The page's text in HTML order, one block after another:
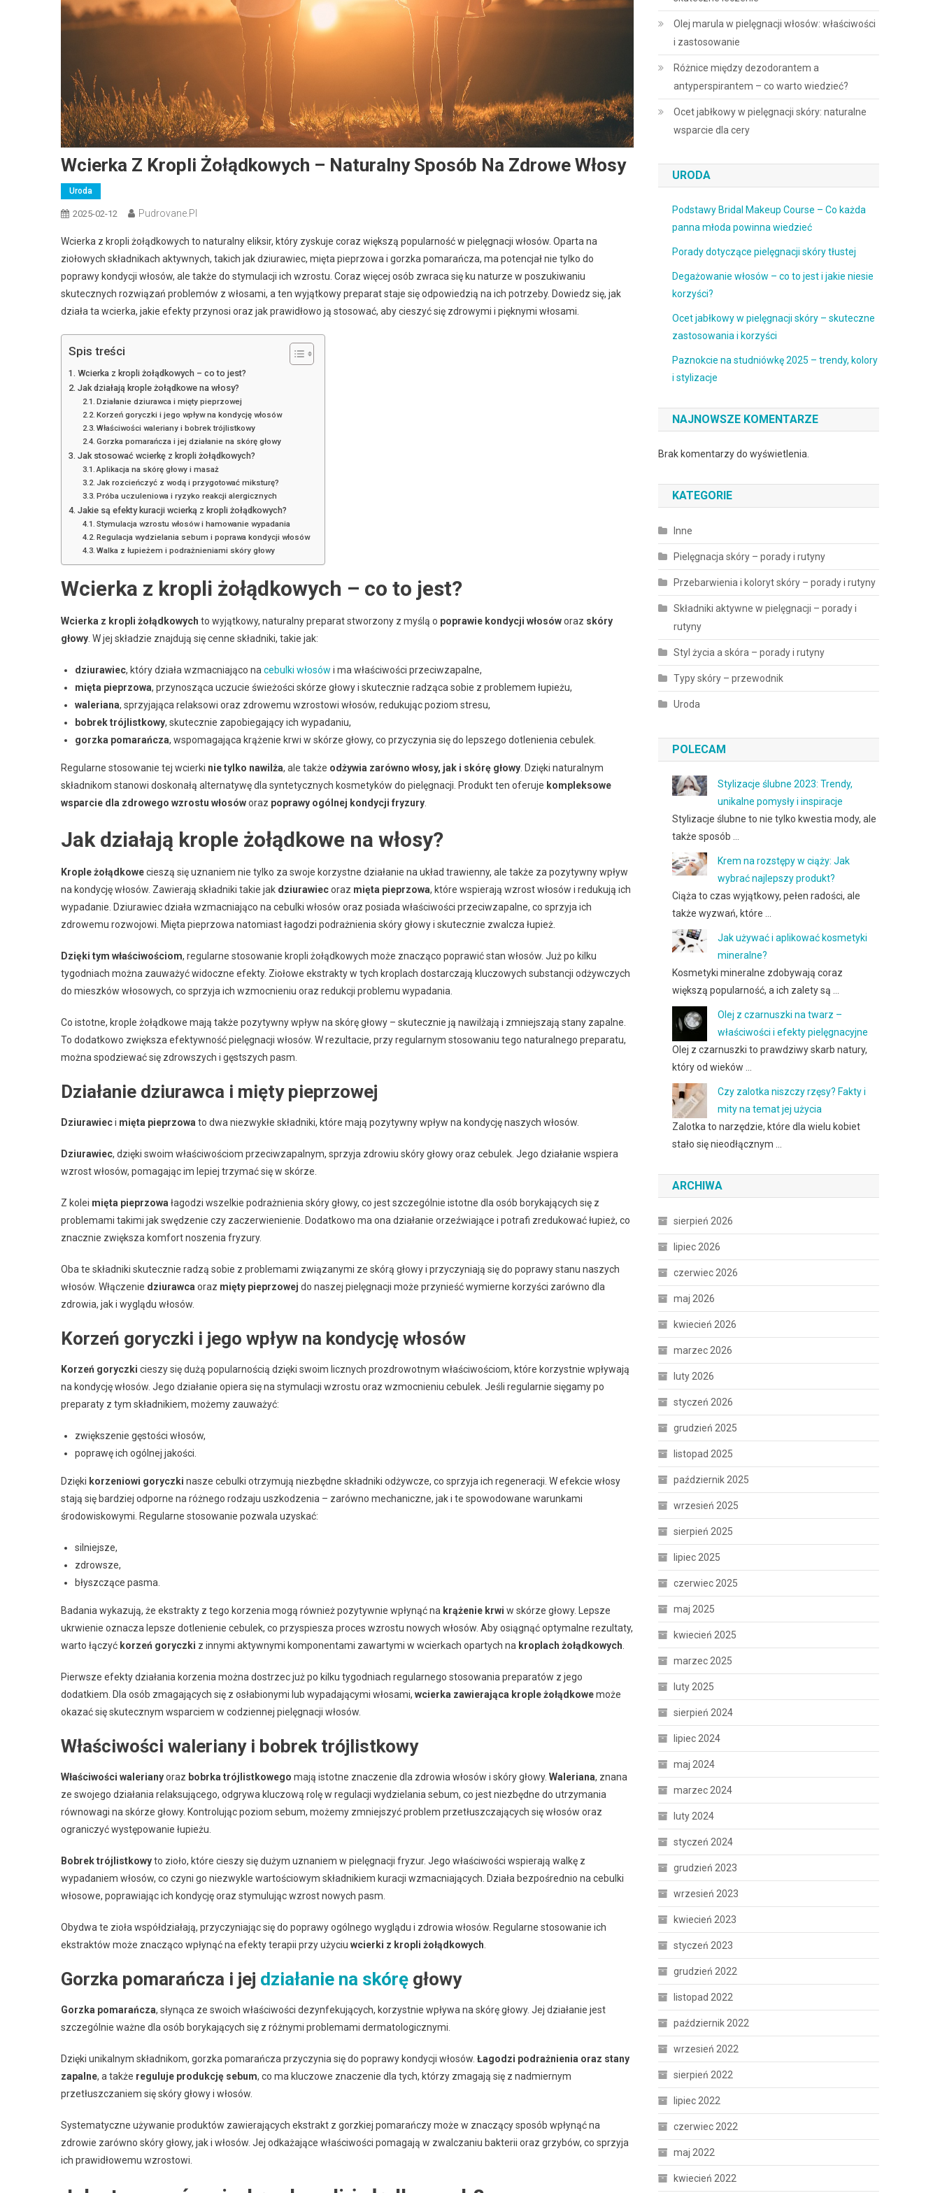
Wcierka Z Kropli Żołądkowych – Naturalny Sposób Na Zdrowe Włosy
Uroda
2025-02-12 Pudrovane.pl
Wcierka z kropli żołądkowych to naturalny eliksir, który zyskuje coraz większą popularność w pielęgnacji włosów. Oparta na
ziołowych składnikach aktywnych, takich jak dziurawiec, mięta pieprzowa i gorzka pomarańcza, ma potencjał nie tylko do
poprawy kondycji włosów, ale także do stymulacji ich wzrostu. Coraz więcej osób zwraca się ku naturze w poszukiwaniu
skutecznych rozwiązań problemów z włosami, a ten wyjątkowy preparat staje się odpowiedzią na ich potrzeby. Dowiedz się, jak
działa ta wcierka, jakie efekty przynosi oraz jak prawidłowo ją stosować, aby cieszyć się zdrowymi i pięknymi włosami.
Spis treści
Wcierka z kropli żołądkowych – co to jest?
Jak działają krople żołądkowe na włosy?
Działanie dziurawca i mięty pieprzowej
Korzeń goryczki i jego wpływ na kondycję włosów
Właściwości waleriany i bobrek trójlistkowy
Gorzka pomarańcza i jej działanie na skórę głowy
Jak stosować wcierkę z kropli żołądkowych?
Aplikacja na skórę głowy i masaż
Jak rozcieńczyć z wodą i przygotować miksturę?
Próba uczuleniowa i ryzyko reakcji alergicznych
Jakie są efekty kuracji wcierką z kropli żołądkowych?
Stymulacja wzrostu włosów i hamowanie wypadania
Regulacja wydzielania sebum i poprawa kondycji włosów
Walka z łupieżem i podrażnieniami skóry głowy
Wcierka z kropli żołądkowych – co to jest?
Wcierka z kropli żołądkowych to wyjątkowy, naturalny preparat stworzony z myślą o poprawie kondycji włosóworaz skóry
głowy . W jej składzie znajdują się cenne składniki, takie jak:
dziurawiec, który działa wzmacniająco na cebulki włosów i ma właściwości przeciwzapalne,
mięta pieprzowa, przynosząca uczucie świeżości skórze głowy i skutecznie radząca sobie z problemem łupieżu,
waleriana, sprzyjająca relaksowi oraz zdrowemu wzrostowi włosów, redukując poziom stresu,
bobrek trójlistkowy, skutecznie zapobiegający ich wypadaniu,
gorzka pomarańcza, wspomagająca krążenie krwi w skórze głowy, co przyczynia się do lepszego dotlenienia cebulek.
Regularne stosowanie tej wcierki nie tylko nawilża, ale także odżywia zarówno włosy, jak i skórę głowy . Dzięki naturalnym
składnikom stanowi doskonałą alternatywę dla syntetycznych kosmetyków do pielęgnacji. Produkt ten oferuje kompleksowe
wsparcie dla zdrowego wzrostu włosóworaz poprawy ogólnej kondycji fryzury
Jak działają krople żołądkowe na włosy?
Krople żołądkowecieszą się uznaniem nie tylko za swoje korzystne działanie na układ trawienny, ale także za pozytywny wpływ
na kondycję włosów. Zawierają składniki takie jak dziurawiecoraz mięta pieprzowa, które wspierają wzrost włosów i redukują ich
wypadanie. Dziurawiec działa wzmacniająco na cebulki włosów oraz posiada właściwości przeciwzapalne, co sprzyja ich
zdrowemu rozwojowi. Mięta pieprzowa natomiast łagodzi podrażnienia skóry głowy i skutecznie zwalcza łupież.
Dzięki tym właściwościom, regularne stosowanie kropli żołądkowych może znacząco poprawić stan włosów. Już po kilku
tygodniach można zauważyć widoczne efekty. Ziołowe ekstrakty w tych kroplach dostarczają kluczowych substancji odżywczych
do mieszków włosowych, co sprzyja ich wzmocnieniu oraz redukcji problemu wypadania.
Co istotne, krople żołądkowe mają także pozytywny wpływ na skórę głowy – skutecznie ją nawilżają i zmniejszają stany zapalne.
To dodatkowo zwiększa efektywność pielęgnacji włosów. W rezultacie, przy regularnym stosowaniu tego naturalnego preparatu,
można spodziewać się zdrowszych i gęstszych pasm.
Działanie dziurawca i mięty pieprzowej
Dziurawieci mięta pieprzowa to dwa niezwykłe składniki, które mają pozytywny wpływ na kondycję naszych włosów.
Dziurawiec, dzięki swoim właściwościom przeciwzapalnym, sprzyja zdrowiu skóry głowy oraz cebulek. Jego działanie wspiera
wzrost włosów, pomagając im lepiej trzymać się w skórze.
Z kolei mięta pieprzowa łagodzi wszelkie podrażnienia skóry głowy, co jest szczególnie istotne dla osób borykających się z
problemami takimi jak swędzenie czy zaczerwienienie. Dodatkowo ma ona działanie orzeźwiające i potrafi zredukować łupież, co
znacznie zwiększa komfort noszenia fryzury.
Oba te składniki skutecznie radzą sobie z problemami związanymi ze skórą głowy i przyczyniają się do poprawy stanu naszych
włosów. Włączenie dziurawca oraz mięty pieprzowej do naszej pielęgnacji może przynieść wymierne korzyści zarówno dla
zdrowia, jak i wyglądu włosów.
Korzeń goryczki i jego wpływ na kondycję włosów
Korzeń goryczki cieszy się dużą popularnością dzięki swoim licznych prozdrowotnym właściwościom, które korzystnie wpływają
na kondycję włosów. Jego działanie opiera się na stymulacji wzrostu oraz wzmocnieniu cebulek. Jeśli regularnie sięgamy po
preparaty z tym składnikiem, możemy zauważyć:
zwiększenie gęstości włosów,
poprawę ich ogólnej jakości.
Dzięki korzeniowi goryczki nasze cebulki otrzymują niezbędne składniki odżywcze, co sprzyja ich regeneracji. W efekcie włosy
stają się bardziej odporne na różnego rodzaju uszkodzenia – zarówno mechaniczne, jak i te spowodowane warunkami
środowiskowymi. Regularne stosowanie pozwala uzyskać:
silniejsze,
zdrowsze,
błyszczące pasma.
Badania wykazują, że ekstrakty z tego korzenia mogą również pozytywnie wpłynąć na krążenie krwi w skórze głowy. Lepsze
ukrwienie oznacza lepsze dotlenienie cebulek, co przyspiesza proces wzrostu nowych włosów. Aby osiągnąć optymalne rezultaty,
warto łączyć korzeń goryczki z innymi aktywnymi komponentami zawartymi w wcierkach opartych na kroplach żołądkowych
Pierwsze efekty działania korzenia można dostrzec już po kilku tygodniach regularnego stosowania preparatów z jego
dodatkiem. Dla osób zmagających się z osłabionymi lub wypadającymi włosami, wcierka zawierająca krople żołądkowemoże
okazać się skutecznym wsparciem w codziennej pielęgnacji włosów.
Właściwości waleriany i bobrek trójlistkowy
Właściwości walerianyoraz bobrka trójlistkowego mają istotne znaczenie dla zdrowia włosów i skóry głowy. Waleriana, znana
ze swojego działania relaksującego, odgrywa kluczową rolę w regulacji wydzielania sebum, co jest niezbędne do utrzymania
równowagi na skórze głowy. Kontrolując poziom sebum, możemy zmniejszyć problem przetłuszczających się włosów oraz
ograniczyć występowanie łupieżu.
Bobrek trójlistkowyto zioło, które cieszy się dużym uznaniem w pielęgnacji fryzur. Jego właściwości wspierają walkę z
wypadaniem włosów, co czyni go niezwykle wartościowym składnikiem kuracji wzmacniających. Działa bezpośrednio na cebulki
włosowe, poprawiając ich kondycję oraz stymulując wzrost nowych pasm.
Obydwa te zioła współdziałają, przyczyniając się do poprawy ogólnego wyglądu i zdrowia włosów. Regularne stosowanie ich
ekstraktów może znacząco wpłynąć na efekty terapii przy użyciu wcierki z kropli żołądkowych
Gorzka pomarańcza i jej działanie na skórę głowy
Gorzka pomarańcza, słynąca ze swoich właściwości dezynfekujących, korzystnie wpływa na skórę głowy. Jej działanie jest
szczególnie ważne dla osób borykających się z różnymi problemami dermatologicznymi.
Dzięki unikalnym składnikom, gorzka pomarańcza przyczynia się do poprawy kondycji włosów. Łagodzi podrażnienia oraz stany
zapalne, a także reguluje produkcję sebum, co ma kluczowe znaczenie dla tych, którzy zmagają się z nadmiernym
przetłuszczaniem się skóry głowy i włosów.
Systematyczne używanie produktów zawierających ekstrakt z gorzkiej pomarańczy może w znaczący sposób wpłynąć na
zdrowie zarówno skóry głowy, jak i włosów. Jej odkażające właściwości pomagają w zwalczaniu bakterii oraz grzybów, co sprzyja
ich prawidłowemu wzrostowi.
Olej marula w pielęgnacji włosów: właściwości
i zastosowanie
Różnice między dezodorantem a
antyperspirantem – co warto wiedzieć?
Ocet jabłkowy w pielęgnacji skóry: naturalne
wsparcie dla cery
URODA
Podstawy Bridal Makeup Course – Co każda
panna młoda powinna wiedzieć
Porady dotyczące pielęgnacji skóry tłustej
Degażowanie włosów – co to jest i jakie niesie
korzyści?
Ocet jabłkowy w pielęgnacji skóry – skuteczne
zastosowania i korzyści
Paznokcie na studniówkę 2025 – trendy, kolory
i stylizacje
NAJNOWSZE KOMENTARZE
Brak komentarzy do wyświetlenia.
KATEGORIE
Inne
Pielęgnacja skóry – porady i rutyny
Przebarwienia i koloryt skóry – porady i rutyny
Składniki aktywne w pielęgnacji – porady i
rutyny
Styl życia a skóra – porady i rutyny
Typy skóry – przewodnik
Uroda
POLECAM
Stylizacje ślubne 2023: Trendy,
unikalne pomysły i inspiracje
Stylizacje ślubne to nie tylko kwestia mody, ale
także sposób …
Krem na rozstępy w ciąży: Jak
wybrać najlepszy produkt?
Ciąża to czas wyjątkowy, pełen radości, ale
także wyzwań, które …
Jak używać i aplikować kosmetyki
mineralne?
Kosmetyki mineralne zdobywają coraz
większą popularność, a ich zalety są …
Olej z czarnuszki na twarz –
właściwości i efekty pielęgnacyjne
Olej z czarnuszki to prawdziwy skarb natury,
który od wieków …
Czy zalotka niszczy rzęsy? Fakty i
mity na temat jej użycia
Zalotka to narzędzie, które dla wielu kobiet
stało się nieodłącznym …
ARCHIWA
sierpień 2026
lipiec 2026
czerwiec 2026
maj 2026
kwiecień 2026
marzec 2026
luty 2026
styczeń 2026
grudzień 2025
listopad 2025
październik 2025
wrzesień 2025
sierpień 2025
lipiec 2025
czerwiec 2025
maj 2025
kwiecień 2025
marzec 2025
luty 2025
sierpień 2024
lipiec 2024
maj 2024
marzec 2024
luty 2024
styczeń 2024
grudzień 2023
wrzesień 2023
kwiecień 2023
styczeń 2023
grudzień 2022
listopad 2022
październik 2022
wrzesień 2022
sierpień 2022
lipiec 2022
czerwiec 2022
maj 2022
kwiecień 2022